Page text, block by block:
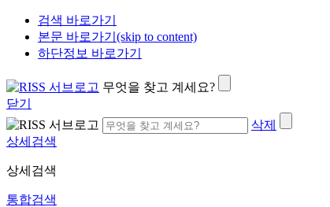
검색 바로가기
본문 바로가기(skip to content)
하단정보 바로가기
무엇을 찾고 계세요?
닫기
삭제
상세검색
상세검색
통합검색